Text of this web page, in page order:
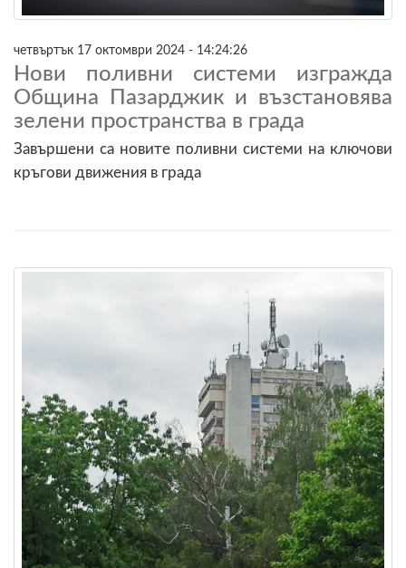
четвъртък 17 октомври 2024 - 14:24:26
Нови поливни системи изгражда
Община Пазарджик и възстановява
зелени пространства в града
Завършени са новите поливни системи на ключови
кръгови движения в града